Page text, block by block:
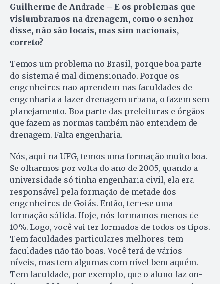
Guilherme de Andrade – E os problemas que
vislumbramos na drenagem, como o senhor
disse, não são locais, mas sim nacionais,
correto?
Temos um problema no Brasil, porque boa parte
do sistema é mal dimensionado. Porque os
engenheiros não aprendem nas faculdades de
engenharia a fazer drenagem urbana, o fazem sem
planejamento. Boa parte das prefeituras e órgãos
que fazem as normas também não entendem de
drenagem. Falta engenharia.
Nós, aqui na UFG, temos uma formação muito boa.
Se olharmos por volta do ano de 2005, quando a
universidade só tinha engenharia civil, ela era
responsável pela formação de metade dos
engenheiros de Goiás. Então, tem-se uma
formação sólida. Hoje, nós formamos menos de
10%. Logo, você vai ter formados de todos os tipos.
Tem faculdades particulares melhores, tem
faculdades não tão boas. Você terá de vários
níveis, mas tem algumas com nível bem aquém.
Tem faculdade, por exemplo, que o aluno faz on-